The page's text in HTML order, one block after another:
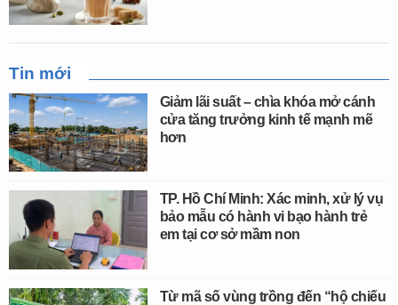
Tin mới
Giảm lãi suất – chìa khóa mở cánh
cửa tăng trưởng kinh tế mạnh mẽ
hơn
TP. Hồ Chí Minh: Xác minh, xử lý vụ
bảo mẫu có hành vi bạo hành trẻ
em tại cơ sở mầm non
Từ mã số vùng trồng đến “hộ chiếu